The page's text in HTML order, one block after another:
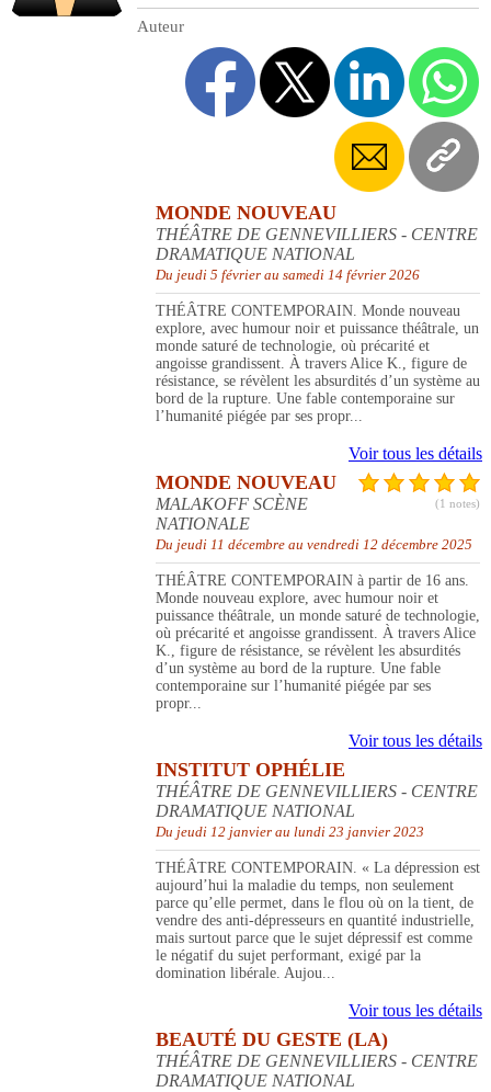
Auteur
MONDE NOUVEAU
THÉÂTRE DE GENNEVILLIERS - CENTRE
DRAMATIQUE NATIONAL
Du jeudi 5 février au samedi 14 février 2026
THÉÂTRE CONTEMPORAIN. Monde nouveau
explore, avec humour noir et puissance théâtrale, un
monde saturé de technologie, où précarité et
angoisse grandissent. À travers Alice K., figure de
résistance, se révèlent les absurdités d’un système au
bord de la rupture. Une fable contemporaine sur
l’humanité piégée par ses propr...
Voir tous les détails
(1 notes)
MONDE NOUVEAU
MALAKOFF SCÈNE
NATIONALE
Du jeudi 11 décembre au vendredi 12 décembre 2025
THÉÂTRE CONTEMPORAIN à partir de 16 ans.
Monde nouveau explore, avec humour noir et
puissance théâtrale, un monde saturé de technologie,
où précarité et angoisse grandissent. À travers Alice
K., figure de résistance, se révèlent les absurdités
d’un système au bord de la rupture. Une fable
contemporaine sur l’humanité piégée par ses
propr...
Voir tous les détails
INSTITUT OPHÉLIE
THÉÂTRE DE GENNEVILLIERS - CENTRE
DRAMATIQUE NATIONAL
Du jeudi 12 janvier au lundi 23 janvier 2023
THÉÂTRE CONTEMPORAIN. « La dépression est
aujourd’hui la maladie du temps, non seulement
parce qu’elle permet, dans le flou où on la tient, de
vendre des anti-dépresseurs en quantité industrielle,
mais surtout parce que le sujet dépressif est comme
le négatif du sujet performant, exigé par la
domination libérale. Aujou...
Voir tous les détails
BEAUTÉ DU GESTE (LA)
THÉÂTRE DE GENNEVILLIERS - CENTRE
DRAMATIQUE NATIONAL